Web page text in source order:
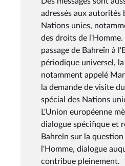
adressés aux autorités
Nations unies,
des droits de l'Homme.
passage de Bahreïn à
périodique universel, la
notamment appelé
la demande de visite
spécial des Nations
L'Union européenne
dialogue spécifique et
Bahreïn sur la
l'Homme, dialogue
contribue pleinement.